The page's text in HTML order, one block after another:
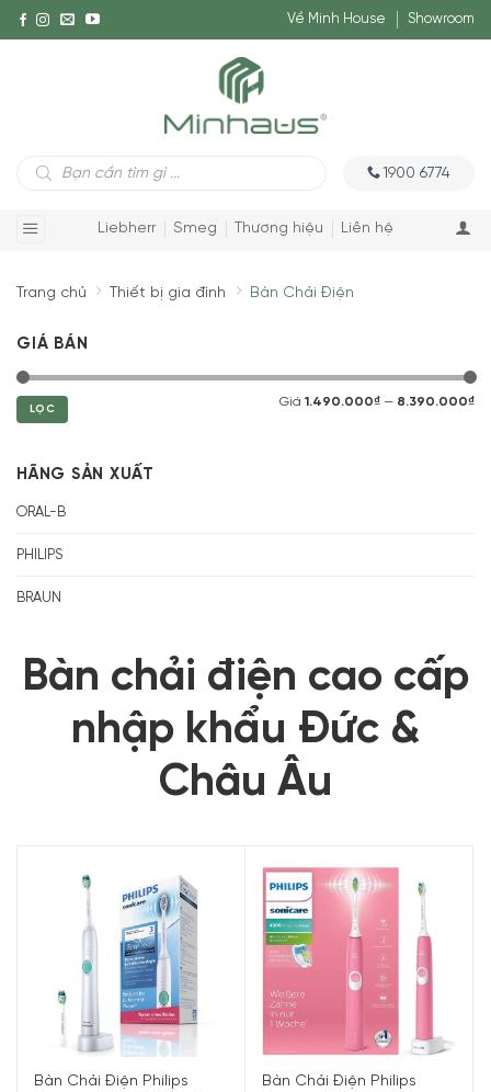
Về Minh House Showroom
Tìm
kiếm
1900 6774
Liebherr Smeg Thương hiệu Liên hệ
Trang chủ Thiết bị gia đình Bàn Chải Điện
GIÁ BÁN
LỌC
Giá 1.490.000₫ — 8.390.000₫
HÃNG SẢN XUẤT
ORAL-B
PHILIPS
BRAUN
Bàn chải điện cao cấp
nhập khẩu Đức &
Châu Âu
Bàn Chải Điện Philips
Bàn Chải Điện Philips